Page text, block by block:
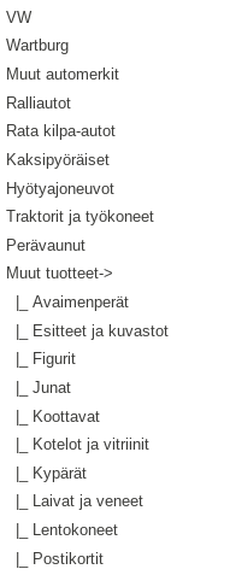
VW
Wartburg
Muut automerkit
Ralliautot
Rata kilpa-autot
Kaksipyöräiset
Hyötyajoneuvot
Traktorit ja työkoneet
Perävaunut
Muut tuotteet->
|_ Avaimenperät
|_ Esitteet ja kuvastot
|_ Figurit
|_ Junat
|_ Koottavat
|_ Kotelot ja vitriinit
|_ Kypärät
|_ Laivat ja veneet
|_ Lentokoneet
|_ Postikortit